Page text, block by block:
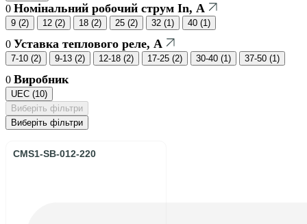
0 Номінальний робочий струм In, А
9 (2) 12 (2) 18 (2) 25 (2) 32 (1) 40 (1)
0 Уставка теплового реле, А
7-10 (2) 9-13 (2) 12-18 (2) 17-25 (2) 30-40 (1) 37-50 (1)
0 Виробник
UEC (10)
Виберіть фільтри
Виберіть фільтри
CMS1-SB-012-220